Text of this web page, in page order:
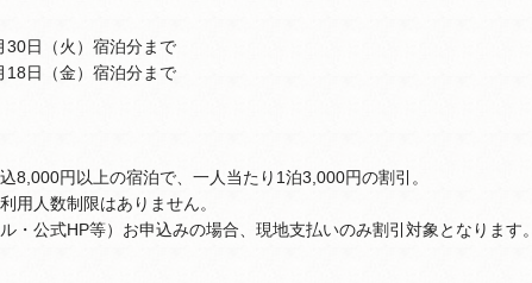
30日（火）宿泊分まで
18日（金）宿泊分まで
8,000円以上の宿泊で、一人当たり1泊3,000円の割引。
用人数制限はありません。
・公式HP等）お申込みの場合、現地支払いのみ割引対象となります。